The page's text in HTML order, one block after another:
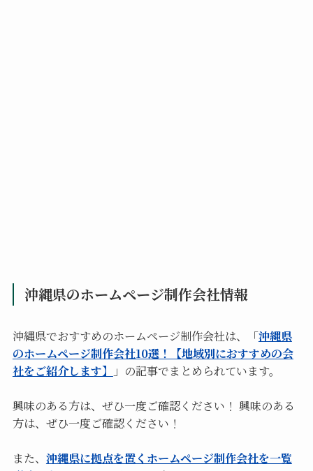
沖縄県のホームページ制作会社情報
沖縄県でおすすめのホームページ制作会社は、「沖縄県
のホームページ制作会社10選！【地域別におすすめの会
社をご紹介します】
」の記事でまとめられています。
興味のある方は、ぜひ一度ご確認ください！ 興味のある
方は、ぜひ一度ご確認ください！
また、 沖縄県に拠点を置くホームページ制作会社を一覧